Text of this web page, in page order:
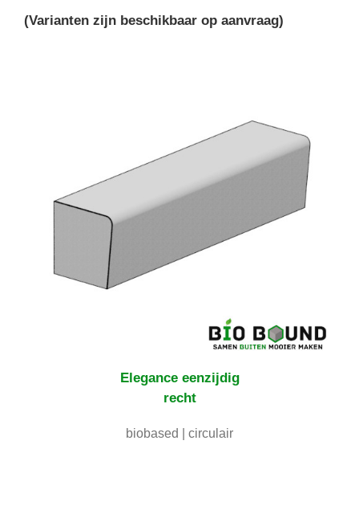
(Varianten zijn beschikbaar op aanvraag)
Elegance eenzijdig
recht
biobased | circulair